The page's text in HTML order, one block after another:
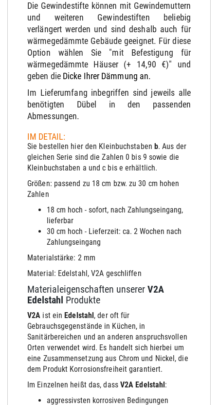
Die Gewindestifte können mit Gewindemuttern
und weiteren Gewindestiften beliebig
verlängert werden und sind deshalb auch für
wärmegedämmte Gebäude geeignet. Für diese
Option wählen Sie "mit Befestigung für
wärmegedämmte Häuser (+ 14,90 €)" und
geben die Dicke Ihrer Dämmung an.
Im Lieferumfang inbegriffen sind jeweils alle
benötigten Dübel in den passenden
Abmessungen.
IM DETAIL:
Sie bestellen hier den Kleinbuchstaben b. Aus der
gleichen Serie sind die Zahlen 0 bis 9 sowie die
Kleinbuchstaben a und c bis e erhältlich.
Größen: passend zu 18 cm bzw. zu 30 cm hohen
Zahlen
18 cm hoch - sofort, nach Zahlungseingang,
lieferbar
30 cm hoch - Lieferzeit: ca. 2 Wochen nach
Zahlungseingang
Materialstärke: 2 mm
Material: Edelstahl, V2A geschliffen
Materialeigenschaften unserer V2A
Edelstahl Produkte
V2A ist ein Edelstahl , der oft für
Gebrauchsgegenstände in Küchen, in
Sanitärbereichen und an anderen anspruchsvollen
Orten verwendet wird. Es handelt sich hierbei um
eine Zusammensetzung aus Chrom und Nickel, die
dem Produkt Korrosionsfreiheit garantiert.
Im Einzelnen heißt das, dass V2A Edelstahl :
aggressivsten korrosiven Bedingungen